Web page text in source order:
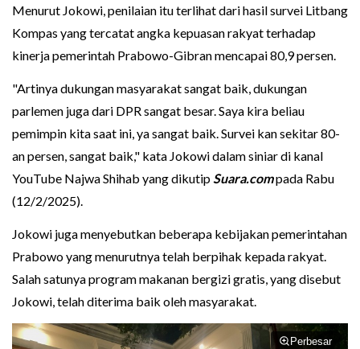
Menurut Jokowi, penilaian itu terlihat dari hasil survei Litbang
Kompas yang tercatat angka kepuasan rakyat terhadap
kinerja pemerintah Prabowo-Gibran mencapai 80,9 persen.
"Artinya dukungan masyarakat sangat baik, dukungan
parlemen juga dari DPR sangat besar. Saya kira beliau
pemimpin kita saat ini, ya sangat baik. Survei kan sekitar 80-
an persen, sangat baik," kata Jokowi dalam siniar di kanal
YouTube Najwa Shihab yang dikutipSuara.compada Rabu
(12/2/2025).
Jokowi juga menyebutkan beberapa kebijakan pemerintahan
Prabowo yang menurutnya telah berpihak kepada rakyat.
Salah satunya program makanan bergizi gratis, yang disebut
Jokowi, telah diterima baik oleh masyarakat.
Perbesar